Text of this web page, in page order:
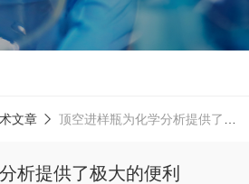
文章 顶空进样瓶为化学分析提供了极大的便利
析提供了极大的便利